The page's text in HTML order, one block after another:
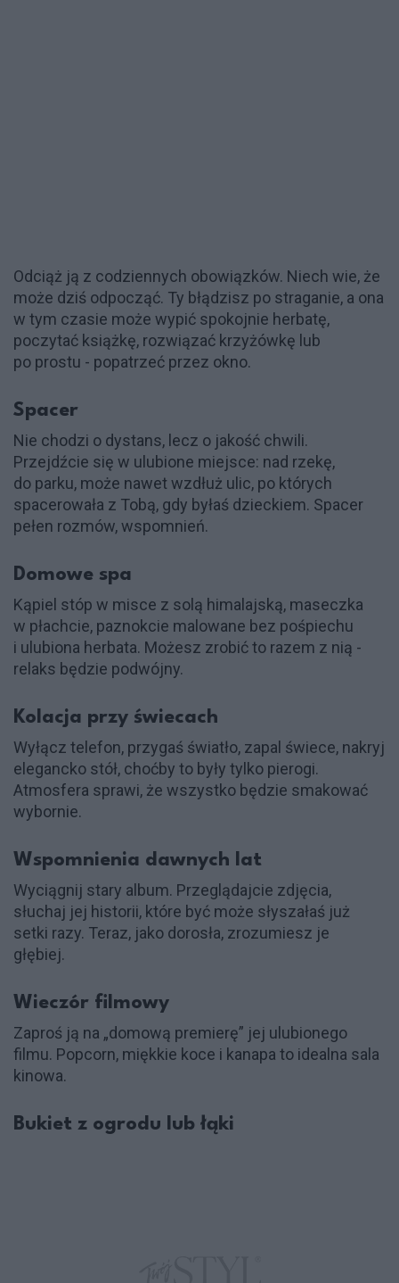
Odciąż ją z codziennych obowiązków. Niech wie, że
może dziś odpocząć. Ty błądzisz po straganie, a ona
w tym czasie może wypić spokojnie herbatę,
poczytać książkę, rozwiązać krzyżówkę lub
po prostu - popatrzeć przez okno.
Spacer
Nie chodzi o dystans, lecz o jakość chwili.
Przejdźcie się w ulubione miejsce: nad rzekę,
do parku, może nawet wzdłuż ulic, po których
spacerowała z Tobą, gdy byłaś dzieckiem. Spacer
pełen rozmów, wspomnień.
Domowe spa
Kąpiel stóp w misce z solą himalajską, maseczka
w płachcie, paznokcie malowane bez pośpiechu
i ulubiona herbata. Możesz zrobić to razem z nią -
relaks będzie podwójny.
Kolacja przy świecach
Wyłącz telefon, przygaś światło, zapal świece, nakryj
elegancko stół, choćby to były tylko pierogi.
Atmosfera sprawi, że wszystko będzie smakować
wybornie.
Wspomnienia dawnych lat
Wyciągnij stary album. Przeglądajcie zdjęcia,
słuchaj jej historii, które być może słyszałaś już
setki razy. Teraz, jako dorosła, zrozumiesz je
głębiej.
Wieczór filmowy
Zaproś ją na „domową premierę” jej ulubionego
filmu. Popcorn, miękkie koce i kanapa to idealna sala
kinowa.
Bukiet z ogrodu lub łąki